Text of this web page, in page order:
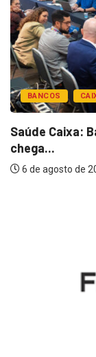
BANCOS
Saúde Caixa:
chega...
6 de agosto de